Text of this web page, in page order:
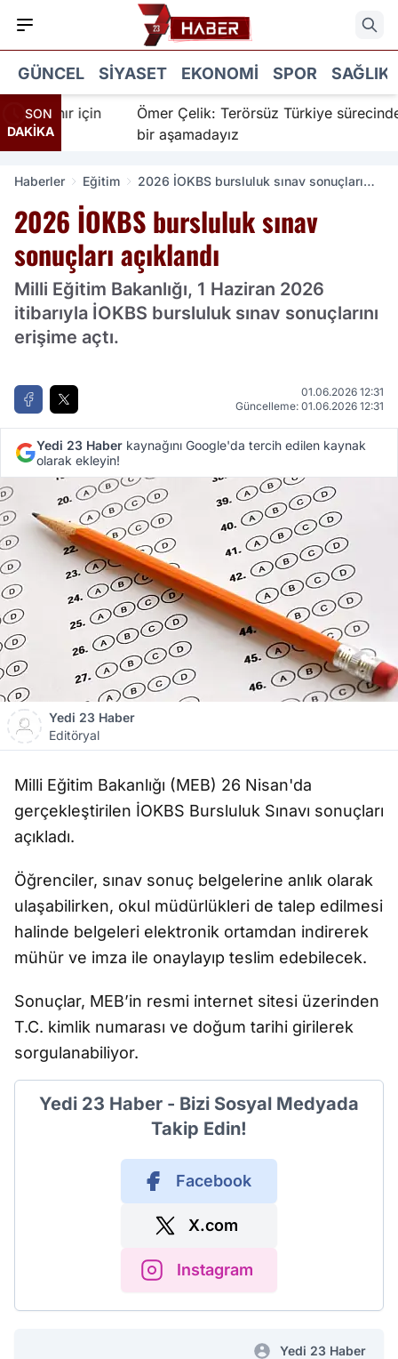
GÜNCEL SIYASET EKONOMI SPOR SAĞLIK
SON
DAKİKA
İnanır için
Ömer Çelik: Terörsüz Türkiye sürecinde
bir aşamadayız
Haberler Eğitim
2026 İOKBS bursluluk sınav sonuçları
2026 İOKBS bursluluk sınav
sonuçları açıklandı
Milli Eğitim Bakanlığı, 1 Haziran 2026
itibarıyla İOKBS bursluluk sınav sonuçlarını
erişime açtı.
01.06.2026 12:31
Güncelleme: 01.06.2026 12:31
Yedi 23 Haber kaynağını Google'da tercih edilen kaynak
olarak ekleyin!
Yedi 23 Haber
Editöryal
Milli Eğitim Bakanlığı (MEB) 26 Nisan'da
gerçekleştirilen İOKBS Bursluluk Sınavı sonuçları
açıkladı.
Öğrenciler, sınav sonuç belgelerine anlık olarak
ulaşabilirken, okul müdürlükleri de talep edilmesi
halinde belgeleri elektronik ortamdan indirerek
mühür ve imza ile onaylayıp teslim edebilecek.
Sonuçlar, MEB’in resmi internet sitesi üzerinden
T.C. kimlik numarası ve doğum tarihi girilerek
sorgulanabiliyor.
Yedi 23 Haber - Bizi Sosyal Medyada
Takip Edin!
Facebook
X.com
Instagram
Yedi 23 Haber